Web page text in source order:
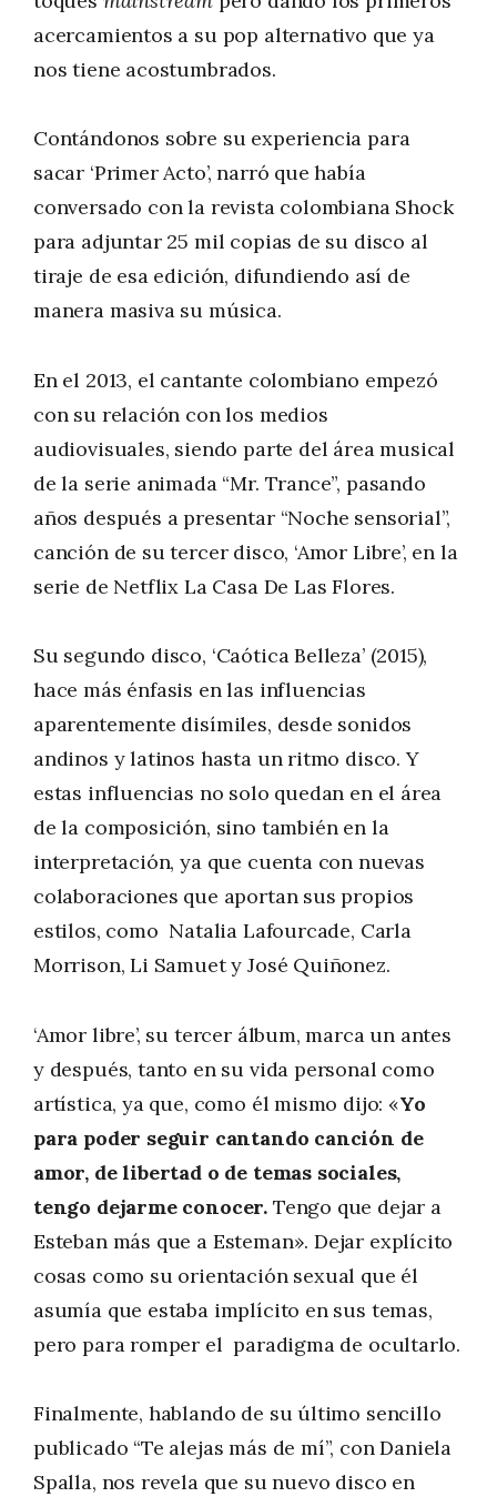
acercamientos a su pop alternativo que ya
nos tiene acostumbrados.
Contándonos sobre su experiencia para
sacar ‘Primer Acto’, narró que había
conversado con la revista colombiana Shock
para adjuntar 25 mil copias de su disco al
tiraje de esa edición, difundiendo así de
manera masiva su música.
En el 2013, el cantante colombiano empezó
con su relación con los medios
audiovisuales, siendo parte del área musical
de la serie animada “Mr. Trance”, pasando
años después a presentar “Noche sensorial”,
canción de su tercer disco, ‘Amor Libre’, en la
serie de Netflix La Casa De Las Flores.
Su segundo disco, ‘Caótica Belleza’ (2015),
hace más énfasis en las influencias
aparentemente disímiles, desde sonidos
andinos y latinos hasta un ritmo disco. Y
estas influencias no solo quedan en el área
de la composición, sino también en la
interpretación, ya que cuenta con nuevas
colaboraciones que aportan sus propios
estilos, como Natalia Lafourcade, Carla
Morrison, Li Samuet y José Quiñonez.
‘Amor libre’, su tercer álbum, marca un antes
y después, tanto en su vida personal como
artística, ya que, como él mismo dijo: «Yo
para poder seguir cantando canción de
amor, de libertad o de temas sociales,
tengo dejarme conocer. Tengo que dejar a
Esteban más que a Esteman». Dejar explícito
cosas como su orientación sexual que él
asumía que estaba implícito en sus temas,
pero para romper el paradigma de ocultarlo.
Finalmente, hablando de su último sencillo
publicado “Te alejas más de mí”, con Daniela
Spalla, nos revela que su nuevo disco en